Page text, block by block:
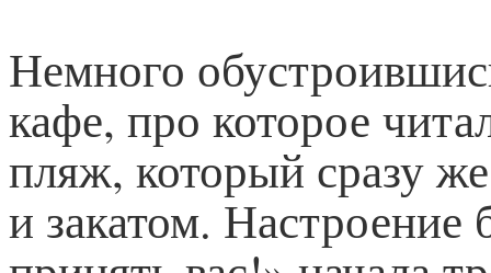
Немного
кафе, про которое
пляж, который сразу
и закатом.